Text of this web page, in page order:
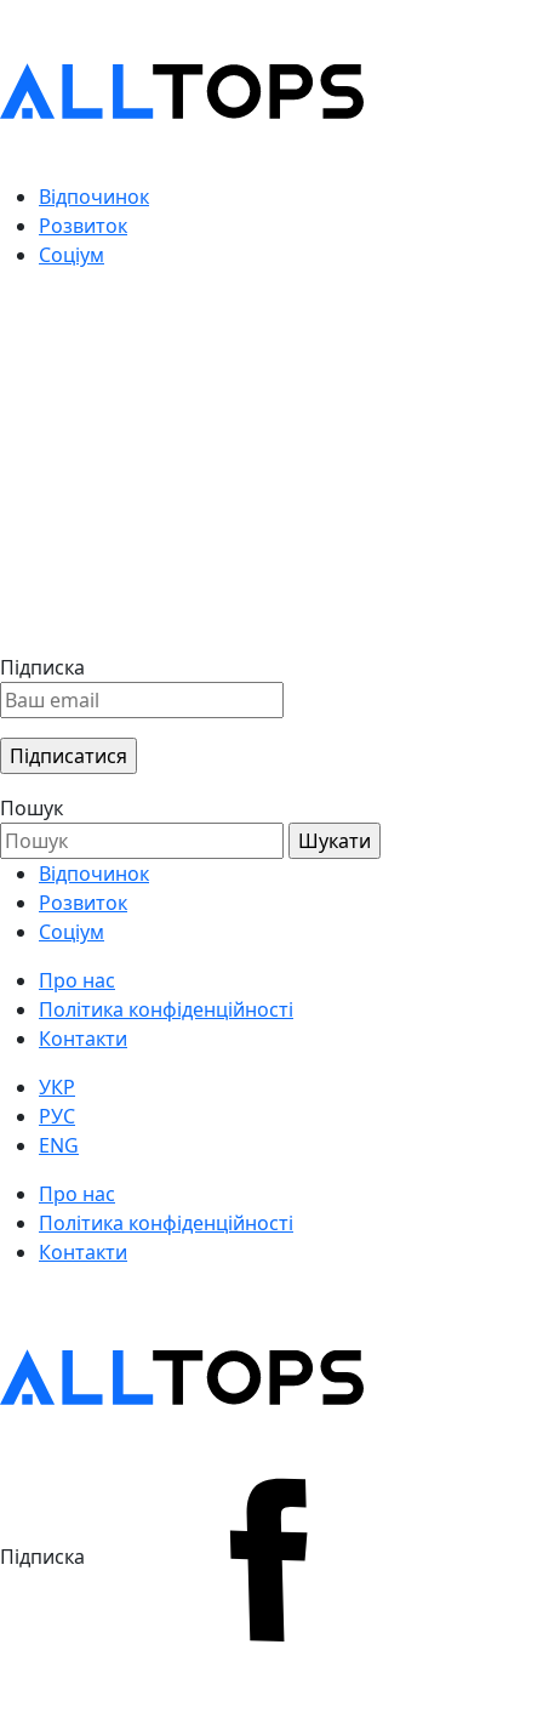
Відпочинок
Розвиток
Соціум
Підписка
Пошук
Відпочинок
Розвиток
Соціум
Про нас
Політика конфіденційності
Контакти
УКР
РУС
ENG
Про нас
Політика конфіденційності
Контакти
Підписка